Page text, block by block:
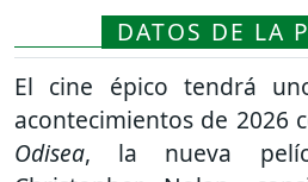
DATOS DE LA
El cine épico tendrá
acontecimientos de 2026
Odisea, la nueva